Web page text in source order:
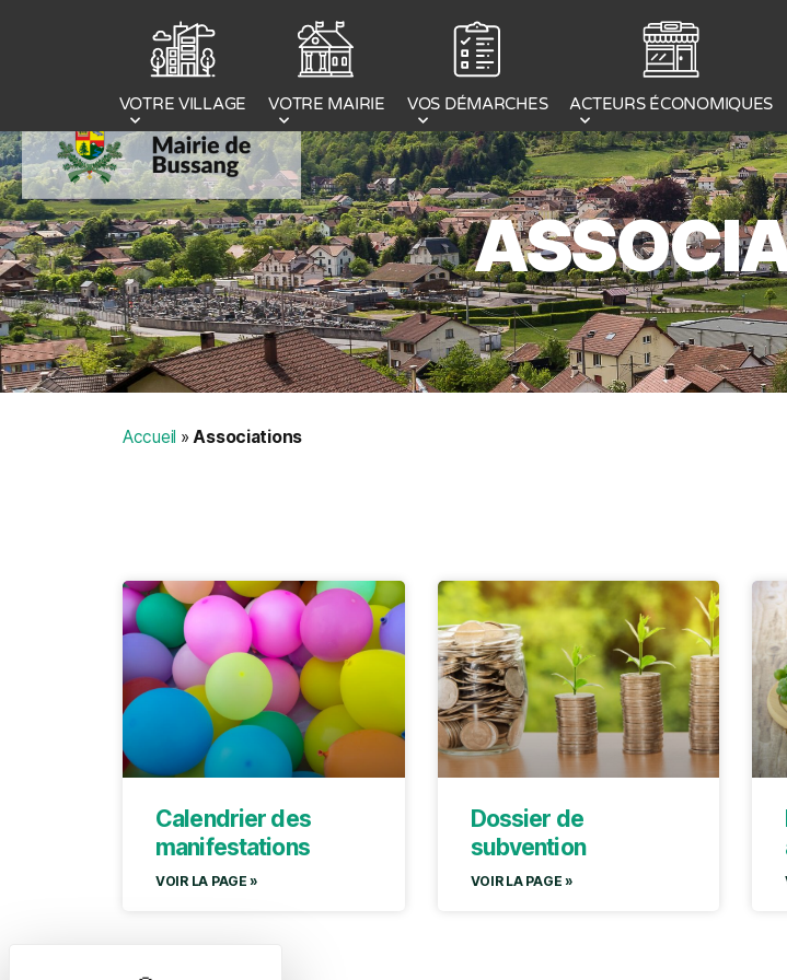
VOTRE VILLAGE VOTRE MAIRIE VOS DÉMARCHES ACTEURS ÉCONOMIQUES
Accueil »Associations
Calendrier des
manifestations
VOIR LA PAGE »
Dossier de
subvention
VOIR LA PAGE »